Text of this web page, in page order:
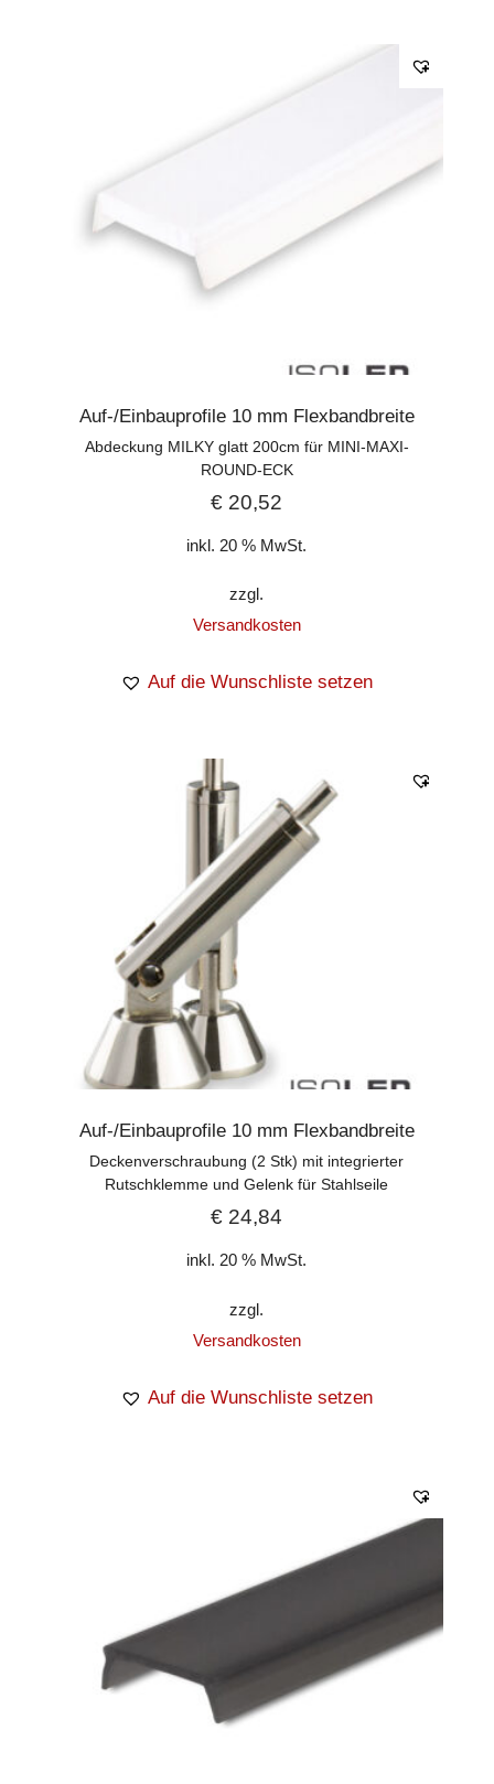
Auf-/Einbauprofile 10 mm Flexbandbreite
Abdeckung MILKY glatt 200cm für MINI-MAXI-
ROUND-ECK
€ 20,52
inkl. 20 % MwSt.
zzgl.
Versandkosten
Auf die Wunschliste setzen
Auf-/Einbauprofile 10 mm Flexbandbreite
Deckenverschraubung (2 Stk) mit integrierter
Rutschklemme und Gelenk für Stahlseile
€ 24,84
inkl. 20 % MwSt.
zzgl.
Versandkosten
Auf die Wunschliste setzen